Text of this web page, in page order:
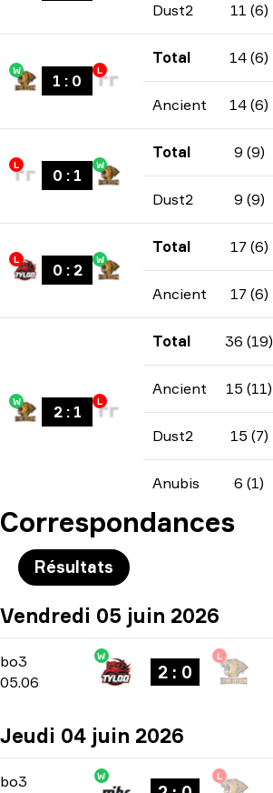
Dust2 11 (6)
W
1 : 0
L
Total 14 (6)
Ancient 14 (6)
L
0 : 1
W
Total 9 (9)
Dust2 9 (9)
L
0 : 2
W
Total 17 (6)
Ancient 17 (6)
W
2: 1
L
Total 36 (19)
Ancient 15 (11)
Dust2 15 (7)
Anubis 6 (1)
Correspondances
Résultats
Vendredi 05 juin 2026
bo3
bo3
05.06
W
2 : 0
L
Jeudi 04 juin 2026
bo3 bo3
W L